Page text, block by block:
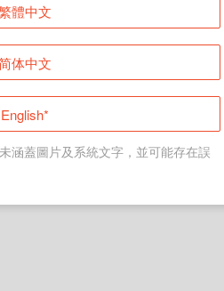
登入
返回首頁
體中文
体中文
English*
涵蓋圖片及系統文字，並可能存在誤